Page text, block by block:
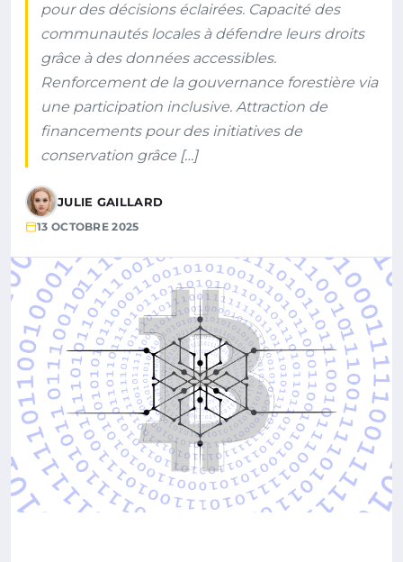
pour des décisions éclairées. Capacité des
communautés locales à défendre leurs droits
grâce à des données accessibles.
Renforcement de la gouvernance forestière via
une participation inclusive. Attraction de
financements pour des initiatives de
conservation grâce […]
JULIE GAILLARD
13 OCTOBRE 2025